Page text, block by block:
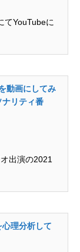
てYouTubeに
動画にしてみ
ナリティ番
出演の2021
心理分析して